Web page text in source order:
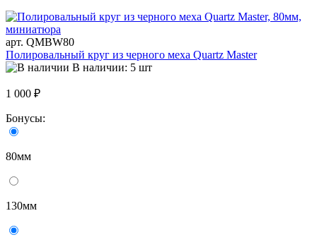
арт. QMBW80
Полировальный круг из черного меха Quartz Master
В наличии: 5 шт
1 000 ₽
Бонусы:
80мм
130мм